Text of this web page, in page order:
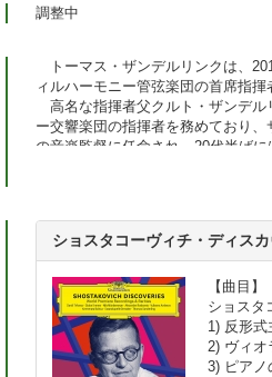
調整中
トーマス・ザンデルリンクは、
ィルハーモニー管弦楽団の首席指
高名な指揮者父クルト・ザンデル
ー交響楽団の指揮者を務めており
の音楽監督に任命され、20代半ば
曲』（オーケストラ伴奏版）を世
スター、ベルリン放送交響楽団）
カラヤンとレナード・バーンスタ
1980年代初頭には、ベルリン国
劇場にもデビューして『魔笛』（
Wiener Kurier紙）と『フィガロの
ヴィチとチャイコフスキーの録音
を受賞している。
ショスタコーヴィチ・ディス
【曲目】
ショスタ
1) 反形
2) ヴィオ
3) ピアノ